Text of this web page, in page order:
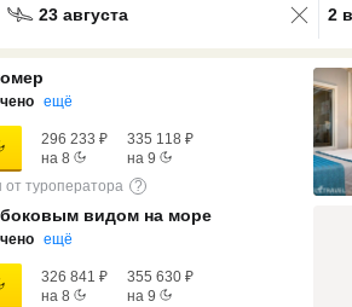
23 августа 2
ещё
296 233 ₽
на 8
335 118 ₽
на 9
туроператора
?
видом на море
ещё
326 841 ₽
на 8
355 630 ₽
на 9